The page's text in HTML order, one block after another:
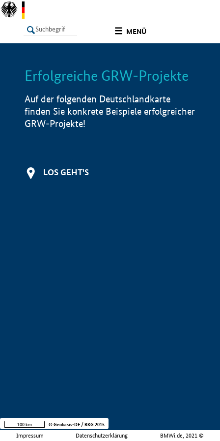
MENÜ
LISTE Info
Erfolgreiche GRW-Projekte
Auf der folgenden Deutschlandkarte
finden Sie konkrete Beispiele erfolgreicher
GRW-Projekte!
LOS GEHT'S
Impressum Datenschutzerklärung BMWi.de, 2021 ©
100 km © Geobasis-DE / BKG 2015